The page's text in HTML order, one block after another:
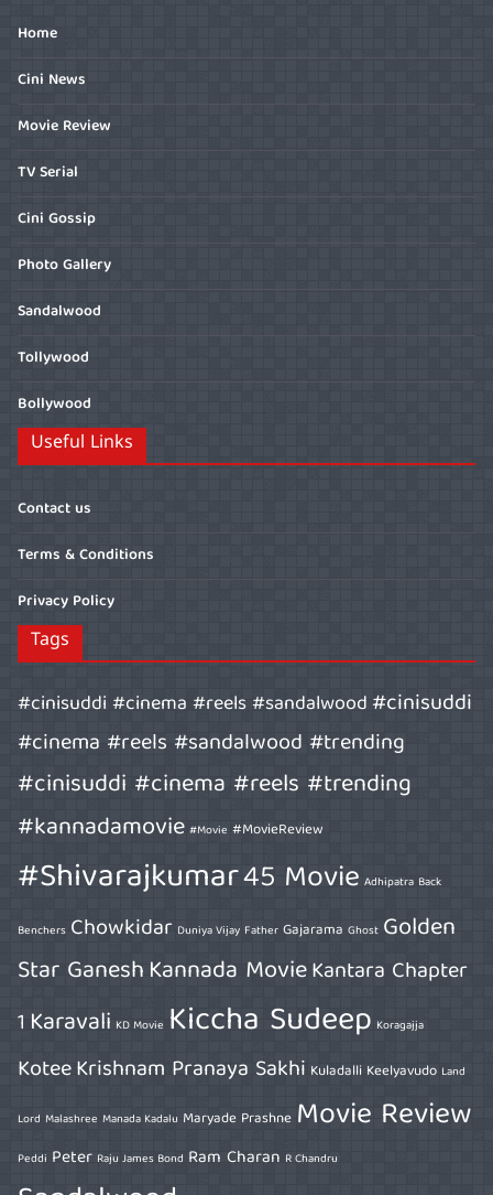
Home
Cini News
Movie Review
TV Serial
Cini Gossip
Photo Gallery
Sandalwood
Tollywood
Bollywood
Useful Links
Contact us
Terms & Conditions
Privacy Policy
Tags
#cinisuddi #cinema #reels #sandalwood#cinisuddi
#cinema #reels #sandalwood #trending
#cinisuddi #cinema #reels #trending
#kannadamovie #Movie #MovieReview
#Shivarajkumar45 Movie Adhipatra Back
Benchers Chowkidar Duniya Vijay Father Gajarama Ghost Golden
Star GaneshKannada MovieKantara Chapter
1 Karavali KD Movie Kiccha Sudeep Koragajja
KoteeKrishnam Pranaya Sakhi Kuladalli Keelyavudo Land
Lord Malashree Manada Kadalu Maryade Prashne Movie Review
Peddi Peter Raju James Bond Ram Charan R Chandru